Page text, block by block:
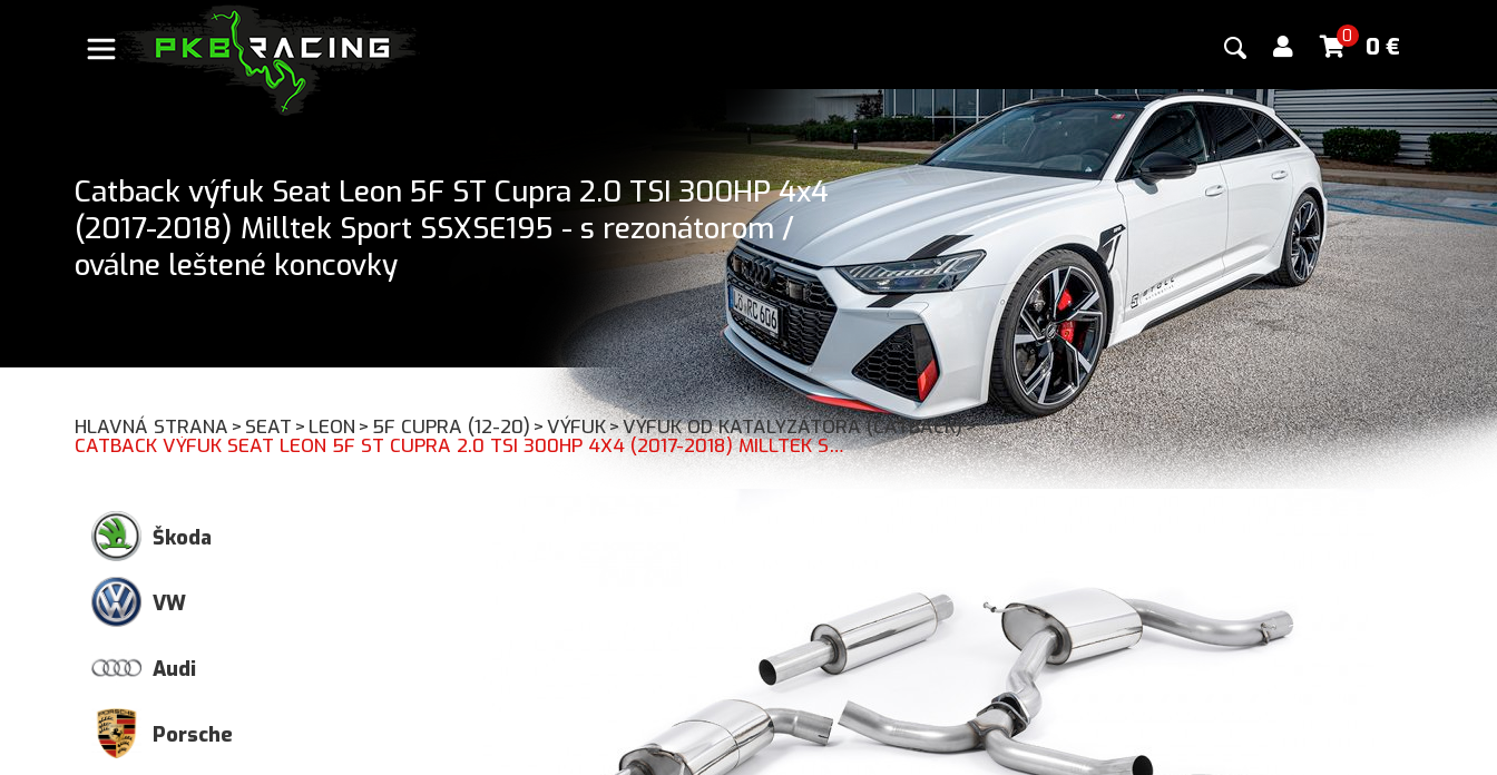
0 0 €
Catback výfuk Seat Leon 5F ST Cupra 2.0 TSI 300HP 4x4
(2017-2018) Milltek Sport SSXSE195 - s rezonátorom /
oválne leštené koncovky
HLAVNÁ STRANA > SEAT > LEON > 5F CUPRA (12-20) >VÝFUK>VÝFUK OD KATALYZÁTORA (CATBACK)>
CATBACK VÝFUK SEAT LEON 5F ST CUPRA 2.0 TSI 300HP 4X4 (2017-2018) MILLTEK SPORT SSXSE195 - S REZONÁTOROM / OVÁLNE LEŠTENÉ KONCOVKY
Škoda
VW
Audi
Porsche